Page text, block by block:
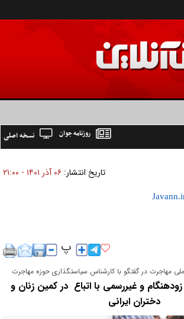
نسخه اصلی روزنامه جوان
تاریخ انتشار: ۰۶ آذر ۱۴۰۱ - ۲۱:۰۰
مهاجرت در گفتگو با کارشناس سیاستگذاری حوزه مهاجرت
زودهنگام و غیررسمی با اتباع در کمین زنان و
دختران ایرانی